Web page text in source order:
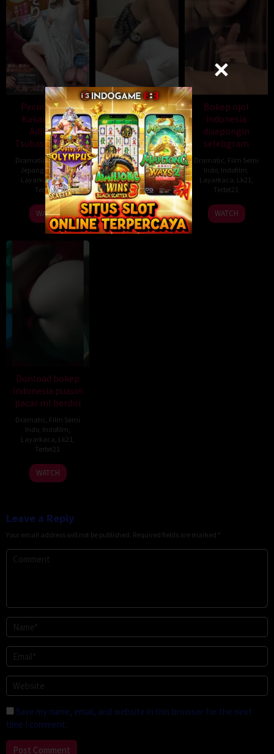
Pecinta Kntl
Kakak Ipar &
Adik Ipar
Tsubasa Amami
Dramatic,Film Semi
Jepang ,Indofilm,
Layarkaca,Lk21,
Terbit21
WATCH
Bokep prank
grab digoyang
cewek montok
wot
Dramatic,Film Semi
Indo,Indofilm,
Layarkaca,Lk21,
Terbit21
WATCH
Bokep ojol
indonesia
disepongin
selebgram
Dramatic Film Semi
Indo, Indofilm
Layarkaca Lk21
Terbit21
WATCH
Donload bokep
indonesia puasin
pacar ml berdiri
Dramatic Film Semi
Indo, Indofilm
Layarkaca Lk21
Terbit21
WATCH
Leave a Reply
Your email address will not be published. Required fields are marked *
Save my name, email, and website in this browser for the next
time I comment.